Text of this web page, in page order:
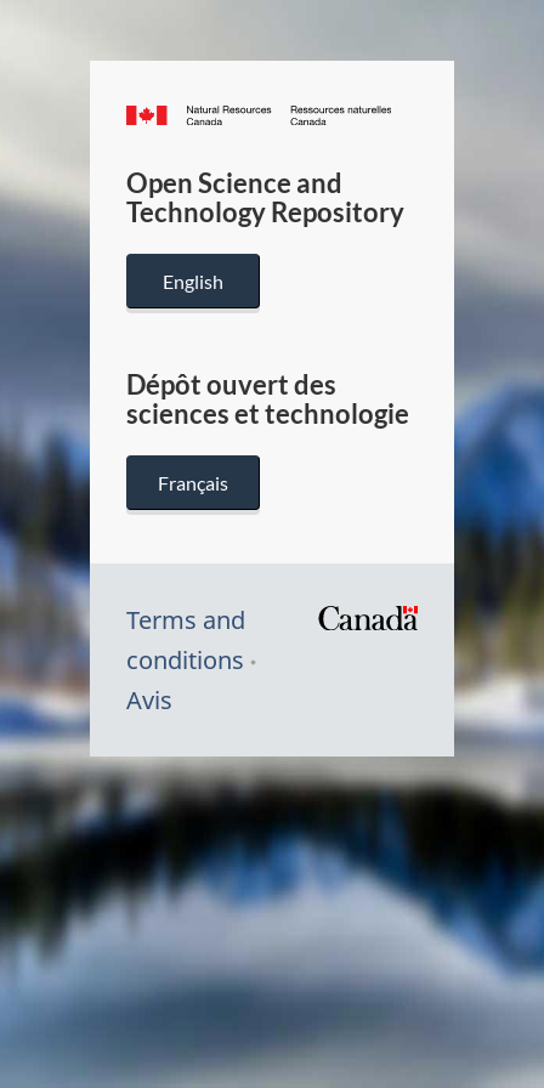
Canada.ca
/
Canada
Open Science and
Technology Repository
English
Dépôt ouvert des
sciences et technologie
Français
Terms and
conditions
Avis
Symbole
du
Canada